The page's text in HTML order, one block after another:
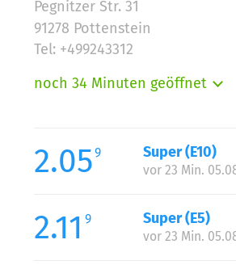
Pegnitzer Str. 31
91278 Pottenstein
Tel: +499243312
noch 34 Minuten geöffnet
Mittwoch:
Donnerstag:
Samstag:
Sonntag:
2.059 Super (E10)
vor 23 Min.
2.11 9 Super (E5)
vor 23 Min.